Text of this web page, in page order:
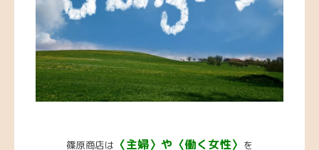
篠原商店は 〈主婦〉や〈働く女性〉 を